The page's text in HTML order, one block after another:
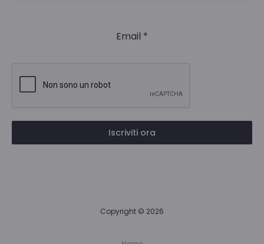
Email *
Iscriviti ora
Copyright © 2026